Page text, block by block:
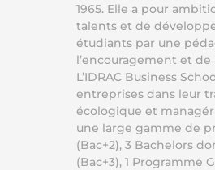
1965. Elle a pour
talents et de
étudiants par une
l’encouragement et
L’IDRAC Business
entreprises dans leur
écologique et
une large gamme de
(Bac+2), 3 Bachelors
(Bac+3), 1 Programme